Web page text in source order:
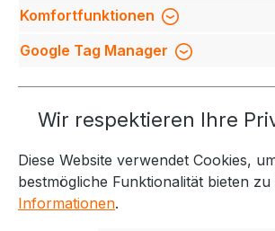
Service-Hotline
Weitere Themen
Informationen
Komfortfunktionen
Google Tag Manager
Wir respektieren Ihre
Diese Website verwendet Cookies,
bestmögliche Funktionalität bieten zu
Informationen.